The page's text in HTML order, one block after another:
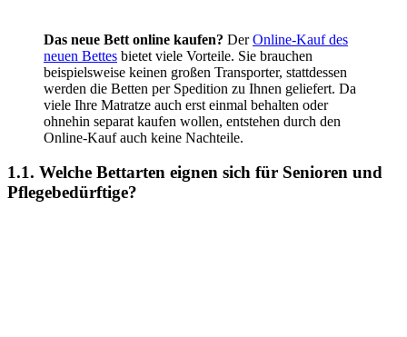
Das neue Bett online kaufen? DerOnline-Kauf des
neuen Bettes bietet viele Vorteile. Sie brauchen
beispielsweise keinen großen Transporter, stattdessen
werden die Betten per Spedition zu Ihnen geliefert. Da
viele Ihre Matratze auch erst einmal behalten oder
ohnehin separat kaufen wollen, entstehen durch den
Online-Kauf auch keine Nachteile.
1.1. Welche Bettarten eignen sich für Senioren und
Pflegebedürftige?